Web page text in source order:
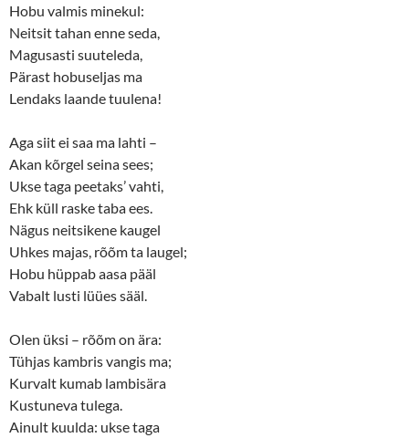
Hobu valmis minekul:
Neitsit tahan enne seda,
Magusasti suuteleda,
Pärast hobuseljas ma
Lendaks laande tuulena!
Aga siit ei saa ma lahti –
Akan kõrgel seina sees;
Ukse taga peetaks’ vahti,
Ehk küll raske taba ees.
Nägus neitsikene kaugel
Uhkes majas, rõõm ta laugel;
Hobu hüppab aasa pääl
Vabalt lusti lüües sääl.
Olen üksi – rõõm on ära:
Tühjas kambris vangis ma;
Kurvalt kumab lambisära
Kustuneva tulega.
Ainult kuulda: ukse taga